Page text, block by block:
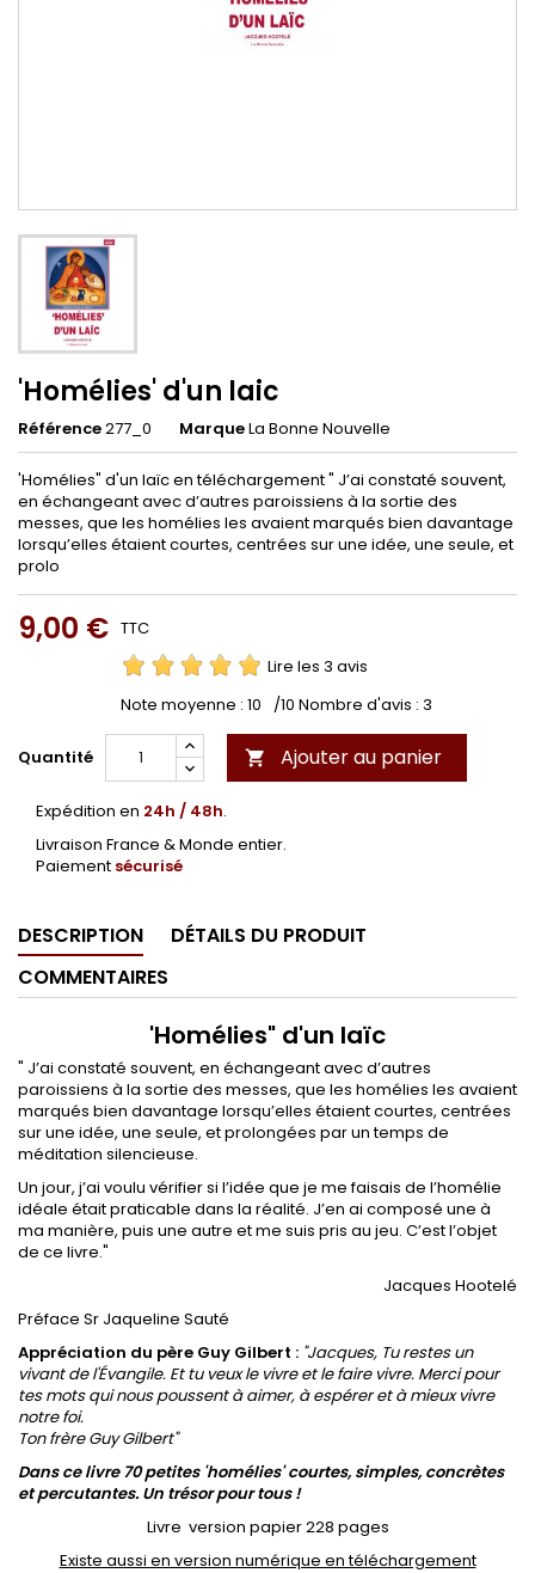
'Homélies' d'un laic
Référence277_0 MarqueLa Bonne Nouvelle
'Homélies" d'un laïc en téléchargement " J’ai constaté souvent,
en échangeant avec d’autres paroissiens à la sortie des
messes, que les homélies les avaient marqués bien davantage
lorsqu’elles étaient courtes, centrées sur une idée, une seule, et
prolo
9,00 € TTC
Lire les 3 avis
Note moyenne : 10 /10 Nombre d'avis : 3
Quantité  Ajouter au panier
Expédition en 24h / 48h.
Livraison France & Monde entier.
Paiement sécurisé
DESCRIPTION
DÉTAILS DU PRODUIT
COMMENTAIRES
'Homélies" d'un laïc
" J’ai constaté souvent, en échangeant avec d’autres
paroissiens à la sortie des messes, que les homélies les avaient
marqués bien davantage lorsqu’elles étaient courtes, centrées
sur une idée, une seule, et prolongées par un temps de
méditation silencieuse.
Un jour, j’ai voulu vérifier si l’idée que je me faisais de l’homélie
idéale était praticable dans la réalité. J’en ai composé une à
ma manière, puis une autre et me suis pris au jeu. C’est l’objet
de ce livre."
Jacques Hootelé
Préface Sr Jaqueline Sauté
Appréciation du père Guy Gilbert : "Jacques, Tu restes un
vivant de l'Évangile. Et tu veux le vivre et le faire vivre. Merci pour
tes mots qui nous poussent à aimer, à espérer et à mieux vivre
notre foi.
Ton frère Guy Gilbert"
Dans ce livre 70 petites 'homélies' courtes, simples, concrètes
et percutantes. Un trésor pour tous !
Livre version papier 228 pages
Existe aussi en version numérique en téléchargement